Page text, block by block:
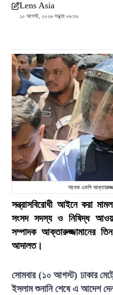
Lens Asia
১০ আগস্ট, ২০২৬ সন্ধ্যা ০৬:৩০
সাবেক এমপি
সন্ত্রাসবিরোধী আইনে করা
সংসদ সদস্য ও নিষিদ্ধ
সম্পাদক আক্তারুজ্জামানের
আদালত।
সোমবার (১০ আগস্ট) ঢাকার
ইসলাম শুনানি শেষে এ আদেশ